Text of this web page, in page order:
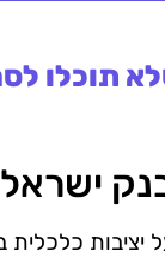
תוכלו
ישראל
יציבות